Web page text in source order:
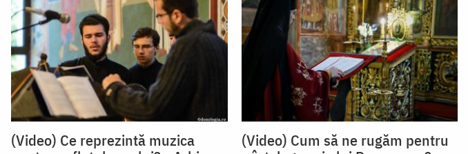
(Video) Ce reprezintă muzica
(Video) Cum să ne rugăm pentru